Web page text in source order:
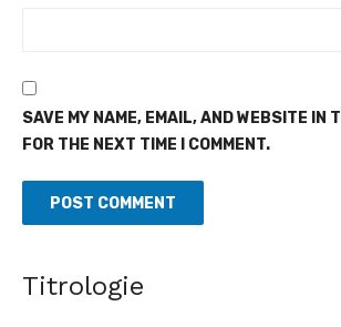
SAVE MY NAME, EMAIL, AND WEBSITE IN
FOR THE NEXT TIME I COMMENT.
Titrologie